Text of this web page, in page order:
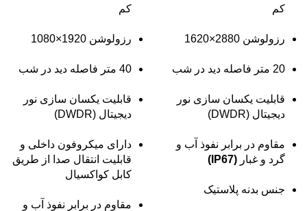
کم
رزولوشن 2880×1620
20 متر فاصله دید در شب
قابلیت یکسان سازی نور
دیجیتال (DWDR)
مقاوم در برابر نفوذ آب و
گرد و غبار (IP67)
جنس بدنه پلاستیک
کم
رزولوشن 1920×1080
40 متر فاصله دید در شب
قابلیت یکسان سازی نور
دیجیتال (DWDR)
دارای میکروفون داخلی و
قابلیت انتقال صدا از طریق
کابل کواکسیال
مقاوم در برابر نفوذ آب و